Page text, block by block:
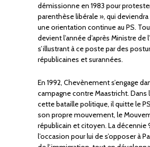
démissionne en 1983 pour
parenthèse libérale », qui deviendra
une orientation continue au PS.
devient l’année d’après Ministre de
s’illustrant à ce poste par des
républicaines et surannées.
En 1992, Chevènement s’engage
campagne contre Maastricht. Dans
cette bataille politique, il quitte le
son propre mouvement, le
républicain et citoyen. La décennie
l’occasion pour lui de s’opposer à